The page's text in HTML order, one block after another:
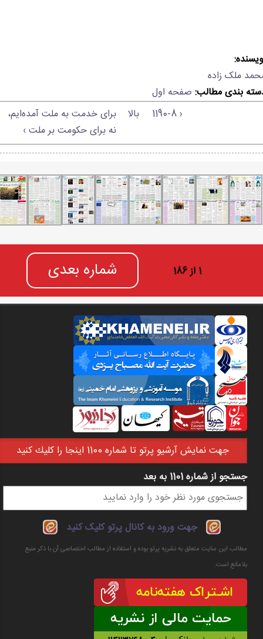
ملک زاده
بندی مطالب: صفحه اول
‹ 1190-8
بالا
برای خدمت به ملت آمده‌ایم،
نه برای حکومت بر ملت ›
1 از 186 شماره بعدی
جهت نمايش آرشيو پرتو تا شماره 1100 اينجا را كليك كنيد
فرم جستجو
جستجو از شماره 1101 به بعد
جهت ورود به کانال پرتو کلیک کنید
مطالب این سایت متعلق به نشریه پرتو بوده و استفاده از مطالب اختصاصی آن با ذکر منبع
بلامانع است.